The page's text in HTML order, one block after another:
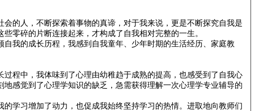
的人，不断探索着事物的真谛，对于我来说，更是不断探究自我是
零碎的片断连接起来，才构成了自我相对完整的一生。
我的成长历程，我感到自我童年、少年时期的生活经历、家庭教
程中，我体味到了心理由幼稚趋于成熟的提高，也感受到了自我心
感觉到了心理学知识的缺乏，急需获得理解一次心理学专业辅导的
学习增加了动力，也促成我始终坚持学习的热情。进取地向教师们